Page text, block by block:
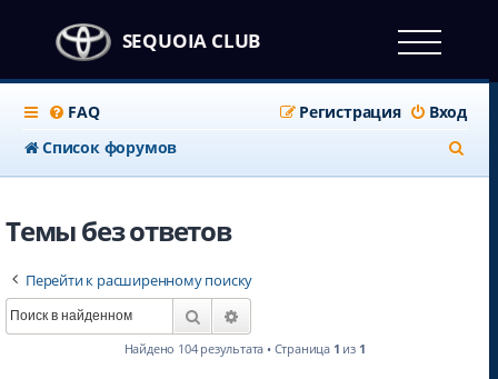
SEQUOIA CLUB
FAQ Вход
Регистрация
Список форумов
о
Темы без ответов
Перейти к расширенному поиску
Поиск
Найдено 104 результата • Страница 1 из 1